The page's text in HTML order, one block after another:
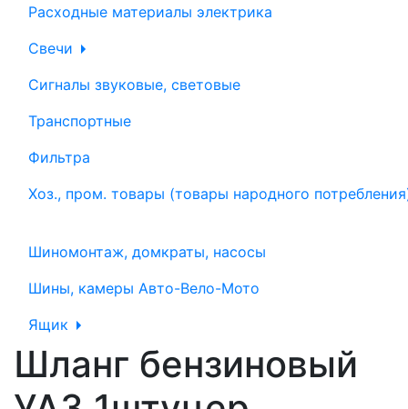
Расходные материалы электрика
Свечи
Сигналы звуковые, световые
Транспортные
Фильтра
Хоз., пром. товары (товары народного
Шиномонтаж, домкраты, насосы
Шины, камеры Авто-Вело-Мото
Ящик
Шланг бензиновый